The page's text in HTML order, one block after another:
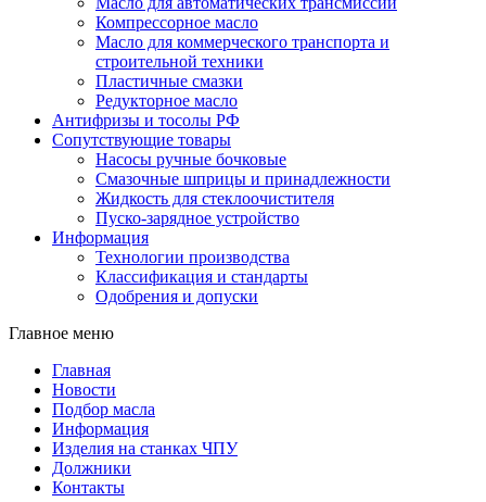
Компрессорное масло
Масло для коммерческого транспорта и
строительной техники
Пластичные смазки
Редукторное масло
Антифризы и тосолы РФ
Сопутствующие товары
Насосы ручные бочковые
Смазочные шприцы и принадлежности
Жидкость для стеклоочистителя
Пуско-зарядное устройство
Информация
Технологии производства
Классификация и стандарты
Одобрения и допуски
Главное меню
Главная
Новости
Подбор масла
Информация
Изделия на станках ЧПУ
Должники
Контакты